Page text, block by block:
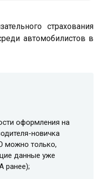
страхования
автомобилистов в
оформления на
новичка
можно только,
данные уже
ранее);